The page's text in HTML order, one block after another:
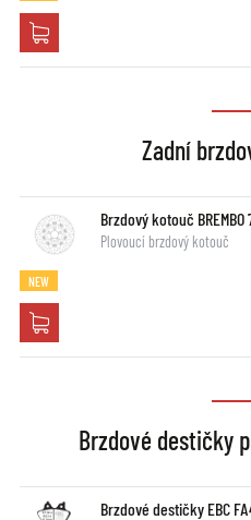
Zadní
Brzdový kotouč
Plovoucí brzdový kotouč
NEW
Brzdové destičky
Brzdové destičky EBC